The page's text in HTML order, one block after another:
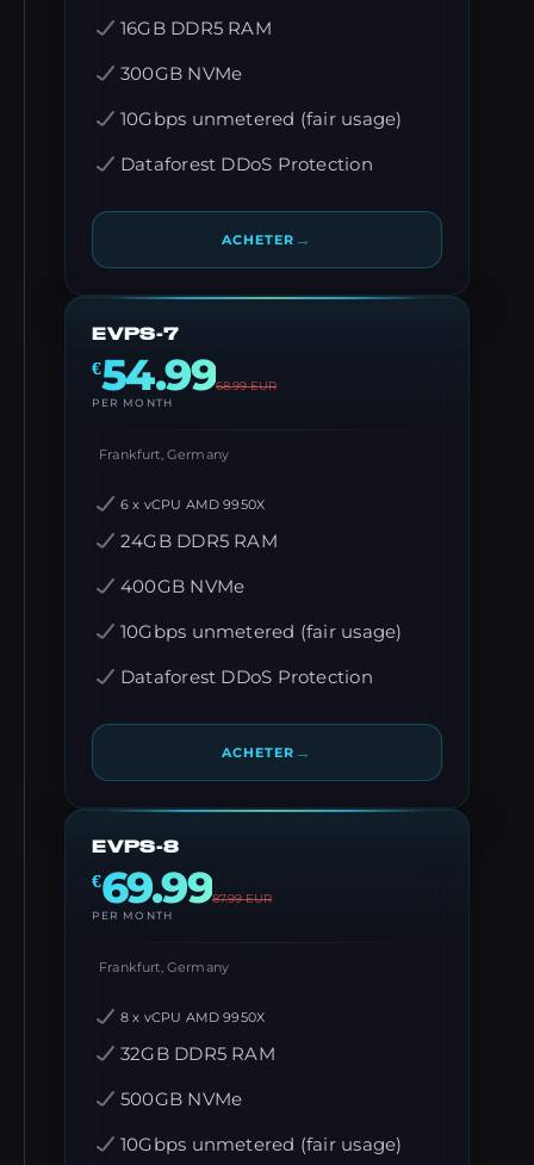
16GB DDR5 RAM
300GB NVMe
10Gbps unmetered (fair usage)
Dataforest DDoS Protection
ACHETER →
EVPS-7
€54.9968.99EUR
PER MONTH
Frankfurt, Germany
6 x vCPU AMD 9950X
24GB DDR5 RAM
400GB NVMe
10Gbps unmetered (fair usage)
Dataforest DDoS Protection
ACHETER →
EVPS-8
€69.9987.99EUR
PER MONTH
Frankfurt, Germany
8 x vCPU AMD 9950X
32GB DDR5 RAM
500GB NVMe
10Gbps unmetered (fair usage)